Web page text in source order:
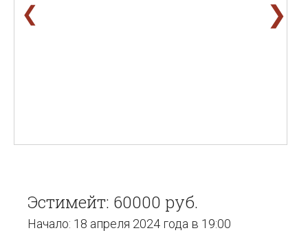
❮ ❯
Эстимейт: 60000 руб.
Начало: 18 апреля 2024 года в 19:00